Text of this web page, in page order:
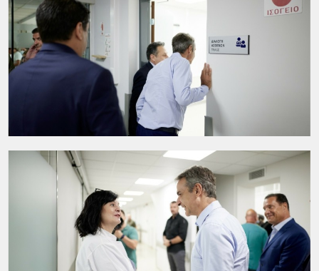
επίκεντρο
των έργων αυτών βρίσκεται η
ανακαίνιση του Τμήματος Επειγόντων
Περιστατικών
, το οποίο μετατρέπεται σε υψηλών
προδιαγραφώνκέντρο επείγουσας ιατρικής
φροντίδας
στην Αττική. Ο πρωθυπουργός
ξεναγήθηκεστους χώρους του ΤΕΠ
και